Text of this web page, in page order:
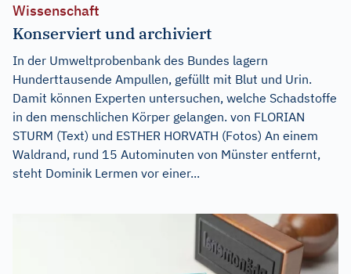
Wissenschaft
Konserviert und archiviert
In der Umweltprobenbank des Bundes lagern
Hunderttausende Ampullen, gefüllt mit Blut und Urin.
Damit können Experten untersuchen, welche Schadstoffe
in den menschlichen Körper gelangen. von FLORIAN
STURM (Text) und ESTHER HORVATH (Fotos) An einem
Waldrand, rund 15 Autominuten von Münster entfernt,
steht Dominik Lermen vor einer...